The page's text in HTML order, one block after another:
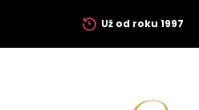
Už od roku 1997